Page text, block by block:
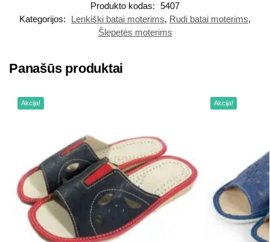
Produkto kodas: 5407
Kategorijos:
Lenkiški batai moterims, Rudi batai moterims,
Šlepetės moterims
Panašūs produktai
Akcija! Akcija!